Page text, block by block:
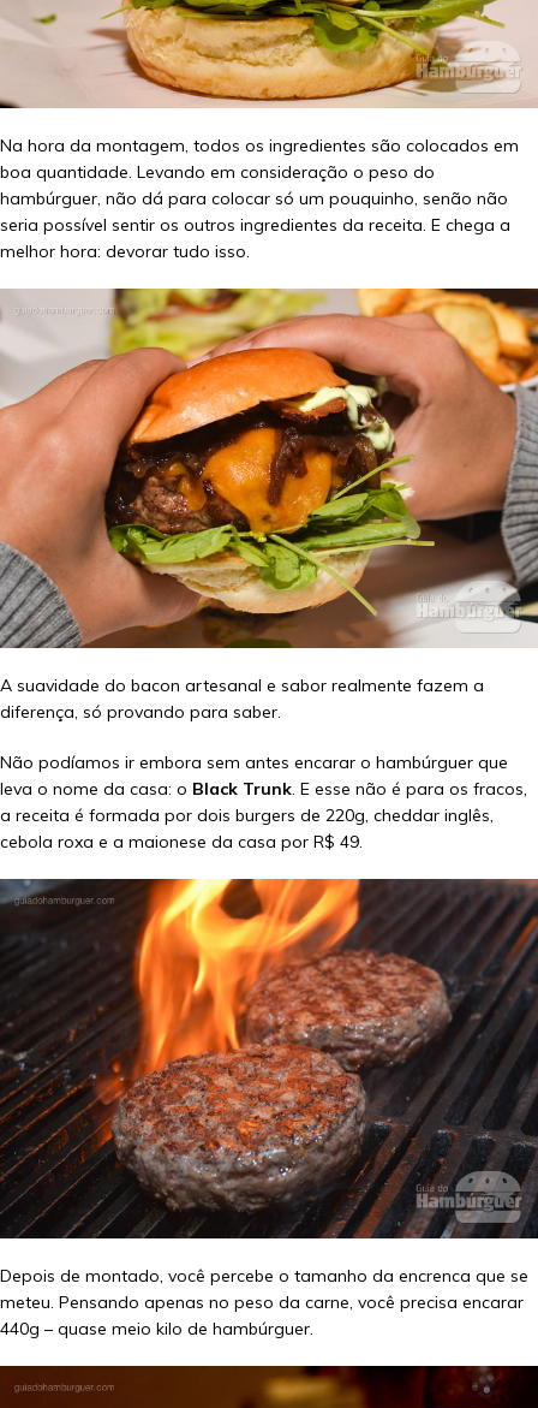
Na hora da montagem, todos os ingredientes são colocados em
boa quantidade. Levando em consideração o peso do
hambúrguer, não dá para colocar só um pouquinho, senão não
seria possível sentir os outros ingredientes da receita. E chega a
melhor hora: devorar tudo isso.
A suavidade do bacon artesanal e sabor realmente fazem a
diferença, só provando para saber.
Não podíamos ir embora sem antes encarar o hambúrguer que
leva o nome da casa: o Black Trunk. E esse não é para os fracos,
a receita é formada por dois burgers de 220g, cheddar inglês,
cebola roxa e a maionese da casa por R$ 49.
Depois de montado, você percebe o tamanho da encrenca que se
meteu. Pensando apenas no peso da carne, você precisa encarar
440g – quase meio kilo de hambúrguer.